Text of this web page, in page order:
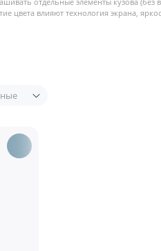
цвета влияют технология экрана,